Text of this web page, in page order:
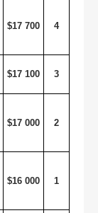
$17 700 4
$17 100 3
$17 000 2
$16 000 1